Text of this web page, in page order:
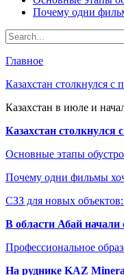
Почему одни
Главное
Казахстан столкнулся с
Казахстан в июле и
Казахстан столкнулся
Основные этапы
Почему одни фильмы
СЗЗ для новых
В области Абай начали
Профессиональное
На руднике KAZ